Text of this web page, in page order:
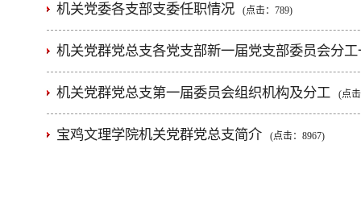
机关党委各支部支委任职情况 (点击： 789)
机关党群党总支各党支部新一届党支部委员会分
机关党群党总支第一届委员会组织机构及分工 (点
宝鸡文理学院机关党群党总支简介 (点击： 8967)